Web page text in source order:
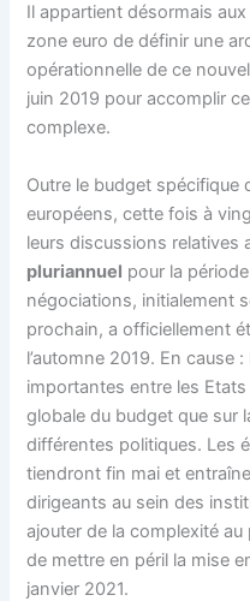
Il appartient désormais
zone euro de définir une
opérationnelle de ce
juin 2019 pour accomplir
complexe.
Outre le budget spécifique
européens, cette fois à
leurs discussions relatives
pluriannuel pour la
négociations, initialement
prochain, a officiellement
l’automne 2019. En cause
importantes entre les
globale du budget que sur
différentes politiques. Les
tiendront fin mai et
dirigeants au sein des
ajouter de la complexité
de mettre en péril la mise
janvier 2021.